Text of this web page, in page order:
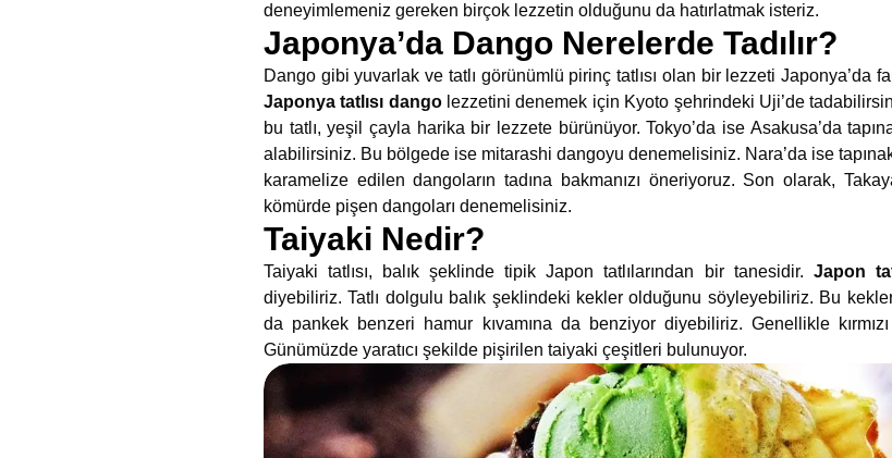
deneyimlemeniz gereken birçok lezzetin olduğunu da hatırlatmak isteriz.
Japonya’da Dango Nerelerde Tadılır?
Dango gibi yuvarlak ve tatlı görünümlü pirinç tatlısı olan bir lezzeti Japonya’da
Japonya tatlısı dango lezzetini denemek için Kyoto şehrindeki Uji’de
bu tatlı, yeşil çayla harika bir lezzete bürünüyor. Tokyo’da ise Asakusa’da
alabilirsiniz. Bu bölgede ise mitarashi dangoyu denemelisiniz. Nara’da ise
karamelize edilen dangoların tadına bakmanızı öneriyoruz. Son olarak,
kömürde pişen dangoları denemelisiniz.
Taiyaki Nedir?
Taiyaki tatlısı, balık şeklinde tipik Japon tatlılarından bir tanesidir. Japon
diyebiliriz. Tatlı dolgulu balık şeklindeki kekler olduğunu söyleyebiliriz. Bu
da pankek benzeri hamur kıvamına da benziyor diyebiliriz. Genellikle
Günümüzde yaratıcı şekilde pişirilen taiyaki çeşitleri bulunuyor.